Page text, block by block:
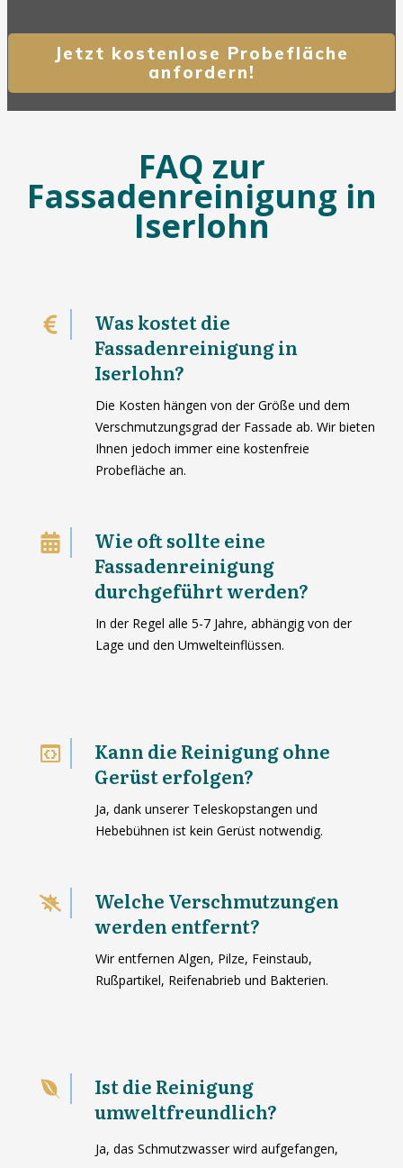
Jetzt kostenlose Probefläche
anfordern!
FAQ zur
Fassadenreinigung in
Iserlohn
Was kostet die
Fassadenreinigung in
Iserlohn?
Die Kosten hängen von der Größe und dem
Verschmutzungsgrad der Fassade ab. Wir bieten
Ihnen jedoch immer eine kostenfreie
Probefläche an.
Wie oft sollte eine
Fassadenreinigung
durchgeführt werden?
In der Regel alle 5-7 Jahre, abhängig von der
Lage und den Umwelteinflüssen.
Kann die Reinigung ohne
Gerüst erfolgen?
Ja, dank unserer Teleskopstangen und
Hebebühnen ist kein Gerüst notwendig.
Welche Verschmutzungen
werden entfernt?
Wir entfernen Algen, Pilze, Feinstaub,
Rußpartikel, Reifenabrieb und Bakterien.
Ist die Reinigung
umweltfreundlich?
Ja, das Schmutzwasser wird aufgefangen,